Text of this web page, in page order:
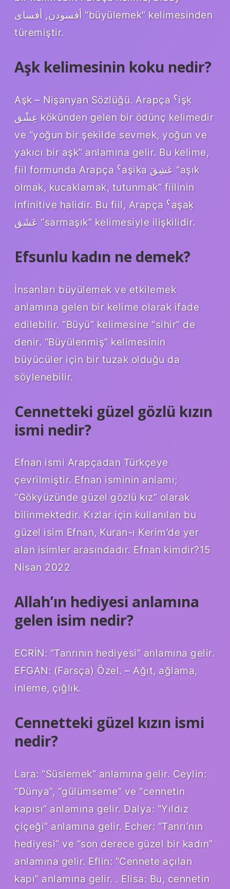
أفسودن, أفساى “büyülemek” kelimesinden
türemiştir.
Aşk kelimesinin koku nedir?
Aşk – Nişanyan Sözlüğü. Arapça ˁişḳ
عِشْق kökünden gelen bir ödünç kelimedir
ve “yoğun bir şekilde sevmek, yoğun ve
yakıcı bir aşk” anlamına gelir. Bu kelime,
fiil formunda Arapça ˁaşiḳa عَشِقَ “aşık
olmak, kucaklamak, tutunmak” fiilinin
infinitive halidir. Bu fiil, Arapça ˁaşaḳ
عَشَق “sarmaşık” kelimesiyle ilişkilidir.
Efsunlu kadın ne demek?
İnsanları büyülemek ve etkilemek
anlamına gelen bir kelime olarak ifade
edilebilir. “Büyü” kelimesine “sihir” de
denir. “Büyülenmiş” kelimesinin
büyücüler için bir tuzak olduğu da
söylenebilir.
Cennetteki güzel gözlü kızın
ismi nedir?
Efnan ismi Arapçadan Türkçeye
çevrilmiştir. Efnan isminin anlamı;
“Gökyüzünde güzel gözlü kız” olarak
bilinmektedir. Kızlar için kullanılan bu
güzel isim Efnan, Kuran-ı Kerim’de yer
alan isimler arasındadır. Efnan kimdir?15
Nisan 2022
Allah’ın hediyesi anlamına
gelen isim nedir?
ECRİN: “Tanrının hediyesi” anlamına gelir.
EFGAN: (Farsça) Özel. – Ağıt, ağlama,
inleme, çığlık.
Cennetteki güzel kızın ismi
nedir?
Lara: “Süslemek” anlamına gelir. Ceylin:
“Dünya”, “gülümseme” ve “cennetin
kapısı” anlamına gelir. Dalya: “Yıldız
çiçeği” anlamına gelir. Echer: “Tanrı’nın
hediyesi” ve “son derece güzel bir kadın”
anlamına gelir. Eflin: “Cennete açılan
kapı” anlamına gelir. . Elisa: Bu, cennetin